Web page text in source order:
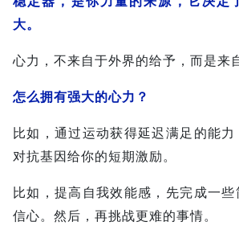
大。
心力，不来自于外界的给予，而是来
怎么拥有强大的心力？
比如，通过运动获得延迟满足的能力
对抗基因给你的短期激励。
比如，提高自我效能感，先完成一
信心。然后，再挑战更难的事情。